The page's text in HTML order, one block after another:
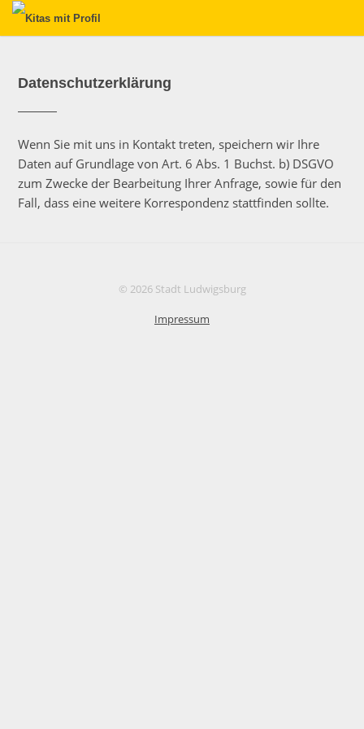
Datenschutzerklärung
Wenn Sie mit uns in Kontakt treten, speichern wir Ihre
Daten auf Grundlage von Art. 6 Abs. 1 Buchst. b) DSGVO
zum Zwecke der Bearbeitung Ihrer Anfrage, sowie für den
Fall, dass eine weitere Korrespondenz stattfinden sollte.
© 2026 Stadt Ludwigsburg
Impressum